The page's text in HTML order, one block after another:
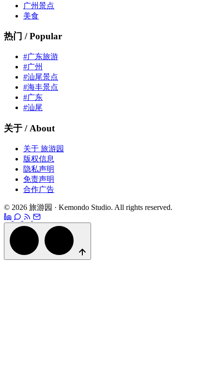
广州景点
美食
热门 / Popular
#广东旅游
#广州
#汕尾景点
#海丰景点
#广东
#汕尾
关于 / About
关于 旅游园
版权信息
隐私声明
免责声明
合作广告
© 2026 旅游园 · Kemondo Studio. All rights reserved.